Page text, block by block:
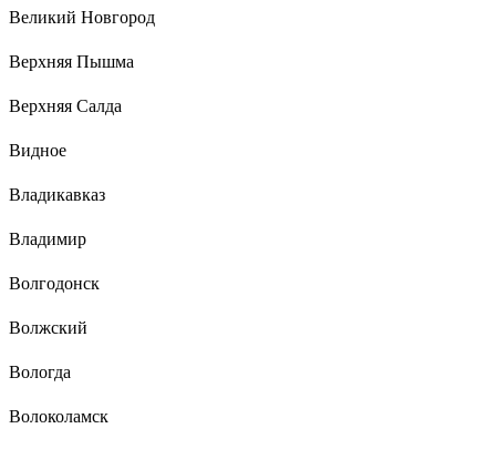
Великий Новгород
Верхняя Пышма
Верхняя Салда
Видное
Владикавказ
Владимир
Волгодонск
Волжский
Вологда
Волоколамск